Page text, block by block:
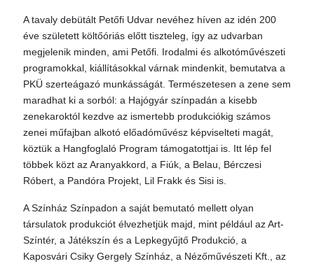
A tavaly debütált Petőfi Udvar nevéhez híven az idén 200
éve született költőóriás előtt tiszteleg, így az udvarban
megjelenik minden, ami Petőfi. Irodalmi és alkotóművészeti
programokkal, kiállításokkal várnak mindenkit, bemutatva a
PKÜ szerteágazó munkásságát. Természetesen a zene sem
maradhat ki a sorból: a Hajógyár színpadán a kisebb
zenekaroktól kezdve az ismertebb produkciókig számos
zenei műfajban alkotó előadóművész képviselteti magát,
köztük a Hangfoglaló Program támogatottjai is. Itt lép fel
többek közt az Aranyakkord, a Fiúk, a Belau, Bérczesi
Róbert, a Pandóra Projekt, Lil Frakk és Sisi is.
A Színház Színpadon a saját bemutató mellett olyan
társulatok produkciót élvezhetjük majd, mint például az Art-
Színtér, a Játékszín és a Lepkegyűjtő Produkció, a
Kaposvári Csiky Gergely Színház, a Nézőművészeti Kft., az